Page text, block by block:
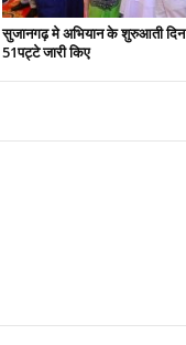
सुजानगढ़ मे अभियान के शुरुआती दिन
51पट्टे जारी किए